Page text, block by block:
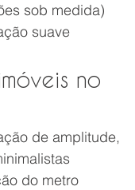
sob medida)
suave
no
de amplitude,
do metro